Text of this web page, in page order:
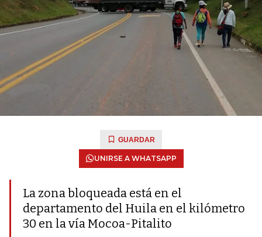
GUARDAR
UNIRSE A WHATSAPP
La zona bloqueada está en el
departamento del Huila en el kilómetro
30 en la vía Mocoa-Pitalito